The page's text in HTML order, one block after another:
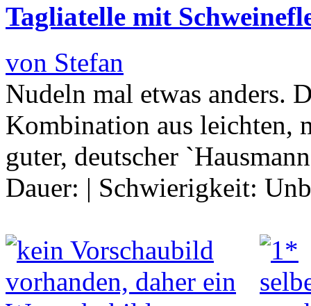
Tagliatelle mit
von Stefan
Nudeln mal etwas anders.
Kombination aus leichten,
guter, deutscher
Dauer: | Schwierigkeit: